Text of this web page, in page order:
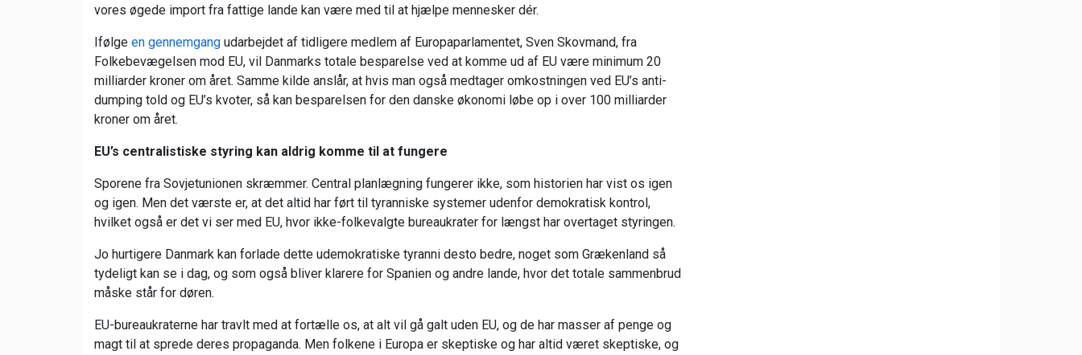
vores øgede import fra fattige lande kan være med til at hjælpe mennesker dér.
Ifølge en gennemgang udarbejdet af tidligere medlem af Europaparlamentet, Sven Skovmand, fra
Folkebevægelsen mod EU, vil Danmarks totale besparelse ved at komme ud af EU være minimum 20
milliarder kroner om året. Samme kilde anslår, at hvis man også medtager omkostningen ved EU’s anti-
dumping told og EU’s kvoter, så kan besparelsen for den danske økonomi løbe op i over 100 milliarder
kroner om året.
EU’s centralistiske styring kan aldrig komme til at fungere
Sporene fra Sovjetunionen skræmmer. Central planlægning fungerer ikke, som historien har vist os igen
og igen. Men det værste er, at det altid har ført til tyranniske systemer udenfor demokratisk kontrol,
hvilket også er det vi ser med EU, hvor ikke-folkevalgte bureaukrater for længst har overtaget styringen.
Jo hurtigere Danmark kan forlade dette udemokratiske tyranni desto bedre, noget som Grækenland så
tydeligt kan se i dag, og som også bliver klarere for Spanien og andre lande, hvor det totale sammenbrud
måske står for døren.
EU-bureaukraterne har travlt med at fortælle os, at alt vil gå galt uden EU, og de har masser af penge og
magt til at sprede deres propaganda. Men folkene i Europa er skeptiske og har altid været skeptiske, og